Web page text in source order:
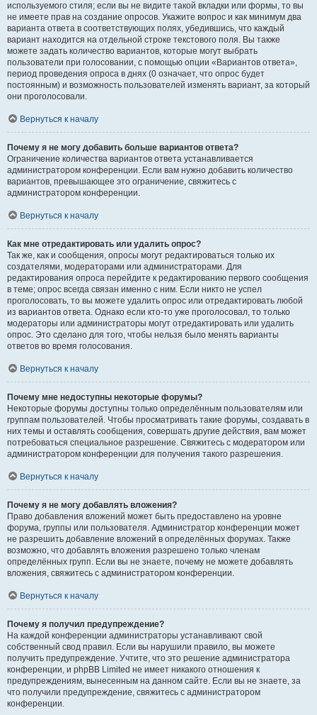
используемого стиля; если вы не видите такой вкладки или формы, то вы
не имеете прав на создание опросов. Укажите вопрос и как минимум два
варианта ответа в соответствующих полях, убедившись, что каждый
вариант находится на отдельной строке текстового поля. Вы также
можете задать количество вариантов, которые могут выбрать
пользователи при голосовании, с помощью опции «Вариантов ответа»,
период проведения опроса в днях (0 означает, что опрос будет
постоянным) и возможность пользователей изменять вариант, за который
они проголосовали.
Вернуться к началу
Почему я не могу добавить больше вариантов ответа?
Ограничение количества вариантов ответа устанавливается
администратором конференции. Если вам нужно добавить количество
вариантов, превышающее это ограничение, свяжитесь с
администратором конференции.
Вернуться к началу
Как мне отредактировать или удалить опрос?
Так же, как и сообщения, опросы могут редактироваться только их
создателями, модераторами или администраторами. Для
редактирования опроса перейдите к редактированию первого сообщения
в теме; опрос всегда связан именно с ним. Если никто не успел
проголосовать, то вы можете удалить опрос или отредактировать любой
из вариантов ответа. Однако если кто-то уже проголосовал, то только
модераторы или администраторы могут отредактировать или удалить
опрос. Это сделано для того, чтобы нельзя было менять варианты
ответов во время голосования.
Вернуться к началу
Почему мне недоступны некоторые форумы?
Некоторые форумы доступны только определённым пользователям или
группам пользователей. Чтобы просматривать такие форумы, создавать в
них темы и оставлять сообщения, совершать другие действия, вам может
потребоваться специальное разрешение. Свяжитесь с модератором или
администратором конференции для получения такого разрешения.
Вернуться к началу
Почему я не могу добавлять вложения?
Право добавления вложений может быть предоставлено на уровне
форума, группы или пользователя. Администратор конференции может
не разрешить добавление вложений в определённых форумах. Также
возможно, что добавлять вложения разрешено только членам
определённых групп. Если вы не знаете, почему не можете добавлять
вложения, свяжитесь с администратором конференции.
Вернуться к началу
Почему я получил предупреждение?
На каждой конференции администраторы устанавливают свой
собственный свод правил. Если вы нарушили правило, вы можете
получить предупреждение. Учтите, что это решение администратора
конференции, и phpBB Limited не имеет никакого отношения к
предупреждениям, вынесенным на данном сайте. Если вы не знаете, за
что получили предупреждение, свяжитесь с администратором
конференции.